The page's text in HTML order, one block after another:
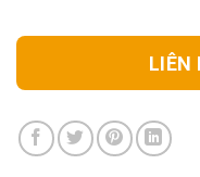
LIÊN